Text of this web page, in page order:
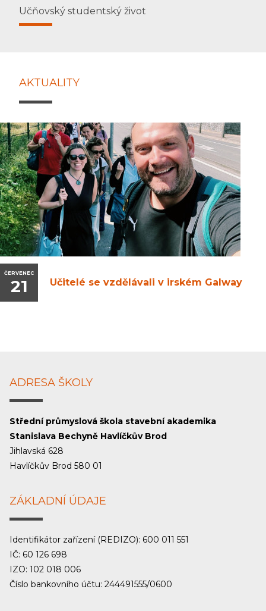
Učňovský studentský život
AKTUALITY
ČERVENEC
21 Učitelé se vzdělávali v irském Galway
ADRESA ŠKOLY
Střední průmyslová škola stavební akademika
Stanislava Bechyně Havlíčkův Brod
Jihlavská 628
Havlíčkův Brod 580 01
ZÁKLADNÍ ÚDAJE
Identifikátor zařízení (REDIZO): 600 011 551
IČ: 60 126 698
IZO: 102 018 006
Číslo bankovního účtu: 244491555/0600